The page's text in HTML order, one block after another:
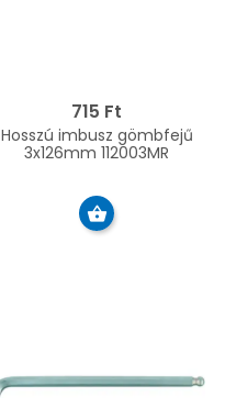
715 Ft
Hosszú imbusz gömbfejű
3x126mm 112003MR